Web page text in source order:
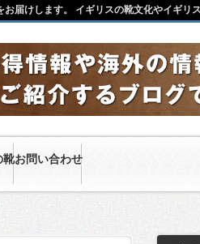
靴お問い合わせ
届けします。 イギリスの靴文化やイギリ